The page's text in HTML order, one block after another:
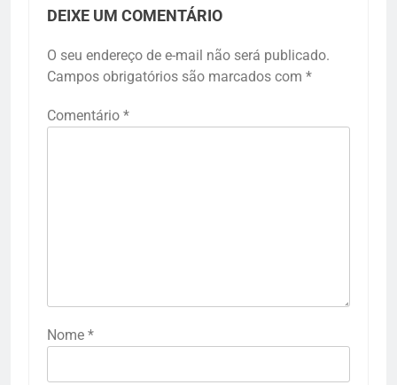
DEIXE UM COMENTÁRIO
O seu endereço de e-mail não será publicado.
Campos obrigatórios são marcados com *
Comentário *
Nome *